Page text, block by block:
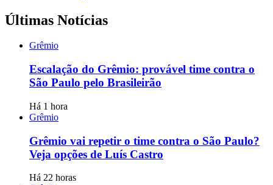
Últimas Notícias
Grêmio
Escalação do Grêmio: provável time contra o
São Paulo pelo Brasileirão
Há 1 hora
Grêmio
Grêmio vai repetir o time contra o São Paulo?
Veja opções de Luís Castro
Há 22 horas